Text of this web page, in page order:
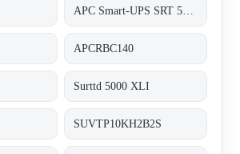
APCRBC140
Surttd 5000 XLI
SUVTP10KH2B2S